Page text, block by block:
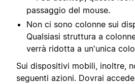
passaggio del mouse.
Non ci sono colonne sui
Qualsiasi struttura a
verrà ridotta a un'unica
Sui dispositivi mobili, inoltre,
seguenti azioni. Dovrai